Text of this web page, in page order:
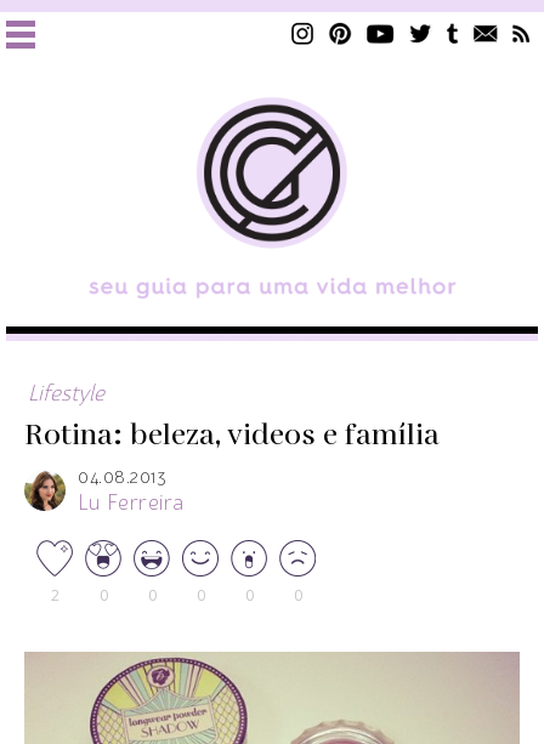
Lifestyle
Rotina: beleza, videos e família
04.08.2013
Lu Ferreira
2 0 0 0 0 0